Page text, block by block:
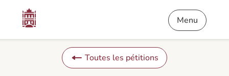
Egalisation des mesures ,,CovidCheck" à l'ensemble de la
Menu
Toutes les pétitions